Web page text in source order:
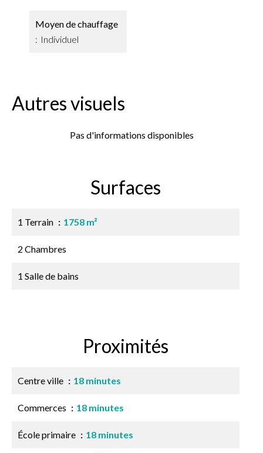
Moyen de chauffage
Individuel
Autres visuels
Pas d'informations disponibles
Surfaces
1 Terrain 1758 m²
2 Chambres
1 Salle de bains
Proximités
Centre ville 18 minutes
Commerces 18 minutes
École primaire 18 minutes